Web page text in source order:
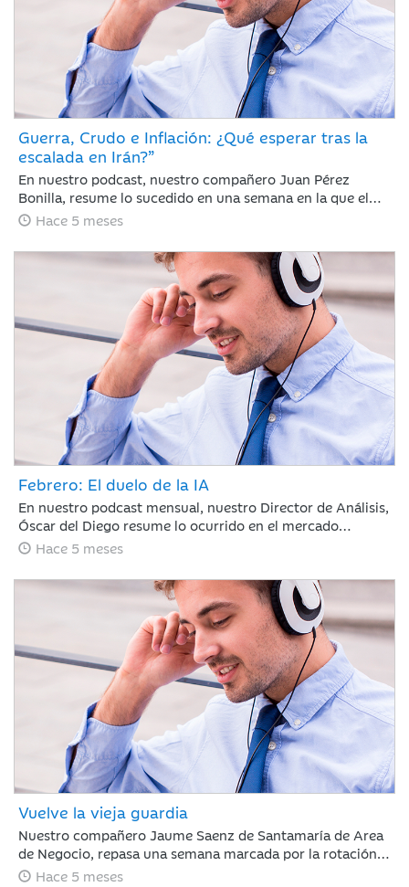
Guerra, Crudo e Inflación: ¿Qué esperar tras la
escalada en Irán?”
En nuestro podcast, nuestro compañero Juan Pérez
Bonilla, resume lo sucedido en una semana en la que el
precio del petróleo ha retrocedido con fuerza después de
dado un respiro tras encadenar sesiones con caídas
generalizadas ante la intensificación del conflicto bélico
de EE. UU. e Israel contra Irán
Hace 5 meses
Febrero: El duelo de la IA
En nuestro podcast mensual, nuestro Director de Análisis,
Óscar del Diego resume lo ocurrido en el mercado
financiero durante un mes, en el que la IA ha centrado el
rotación fuera de EE. UU. continúa y si te has despistado,
te la has perdido.
Hace 5 meses
Vuelve la vieja guardia
Nuestro compañero Jaume Saenz de Santamaría de Area
de Negocio, repasa una semana marcada por la rotación
sectorial. Los inversores se han centrado en vender “todo
Hace 5 meses